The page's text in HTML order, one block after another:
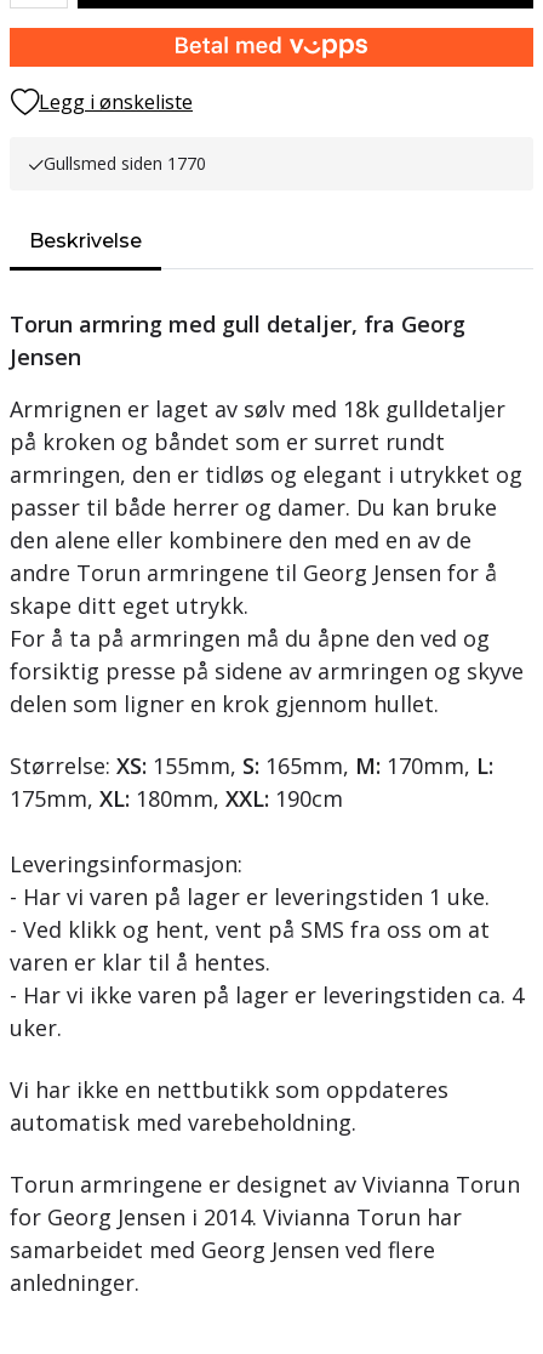
Legg i ønskeliste
Gullsmed siden 1770
Beskrivelse
Torun armring med gull detaljer, fra Georg
Jensen
Armrignen er laget av sølv med 18k gulldetaljer
på kroken og båndet som er surret rundt
armringen, den er tidløs og elegant i utrykket og
passer til både herrer og damer. Du kan bruke
den alene eller kombinere den med en av de
andre Torun armringene til Georg Jensen for å
skape ditt eget utrykk.
For å ta på armringen må du åpne den ved og
forsiktig presse på sidene av armringen og skyve
delen som ligner en krok gjennom hullet.
Størrelse: XS: 155mm, S: 165mm, M: 170mm, L:
175mm, XL: 180mm, XXL: 190cm
Leveringsinformasjon:
- Har vi varen på lager er leveringstiden 1 uke.
- Ved klikk og hent, vent på SMS fra oss om at
varen er klar til å hentes.
- Har vi ikke varen på lager er leveringstiden ca. 4
uker.
Vi har ikke en nettbutikk som oppdateres
automatisk med varebeholdning.
Torun armringene er designet av Vivianna Torun
for Georg Jensen i 2014. Vivianna Torun har
samarbeidet med Georg Jensen ved flere
anledninger.